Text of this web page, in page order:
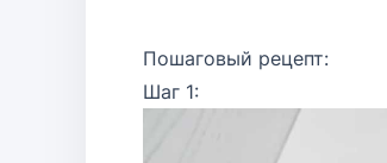
Пошаговый рецепт:
Шаг 1: